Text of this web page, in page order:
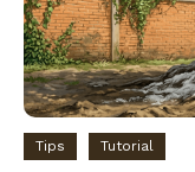
Tips Tutorial